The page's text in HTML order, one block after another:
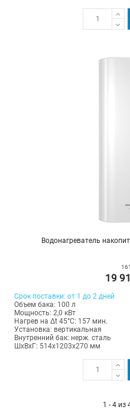
Водонагреватель
19
Срок поставки: от 1 до 2 дней
Объем бака: 100 л
Мощность: 2,0 кВт
Нагрев на Δt 45°С: 157 мин.
Установка: вертикальная
Внутренний бак: нерж. сталь
ШхВхГ: 514х1203х270 мм
1 - 4 из